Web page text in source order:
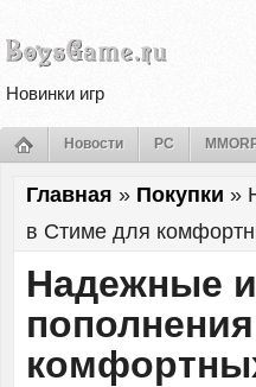
Новинки игр
Новости PC
Главная » Покупки »
в Стиме для
Надежные